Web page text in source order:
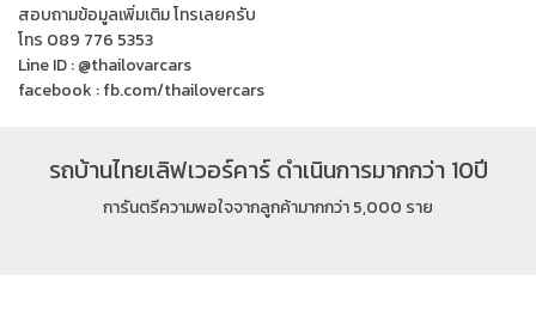
สอบถามข้อมูลเพิ่มเติม โทรเลยครับ
โทร 089 776 5353
Line ID : @thailovarcars
facebook : fb.com/thailovercars
รถบ้านไทยเลิฟเวอร์คาร์ ดำเนินการมากกว่า 10ปี
การันตรีความพอใจจากลูกค้ามากกว่า 5,000 ราย